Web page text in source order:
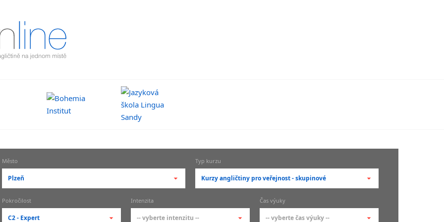
Město
Plzeň
-- vyberte město --
Typ kurzu
Kurzy angličtiny pro veřejnost - skupinové
základní členění kurzů
Pokročilost
C2 - Expert
Intenzita
-- vyberte intenzitu --
Čas výuky
-- vyberte čas výuky --